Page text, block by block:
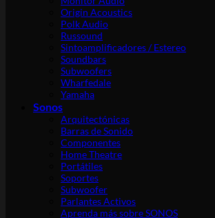
Origin Acoustics
Polk Audio
Russound
Sintoamplificadores / Estereo
Soundbars
Subwoofers
Wharfedale
Yamaha
Sonos
Arquitectónicas
Barras de Sonido
Componentes
Home Theatre
Portátiles
Soportes
Subwoofer
Parlantes Activos
Aprenda más sobre SONOS